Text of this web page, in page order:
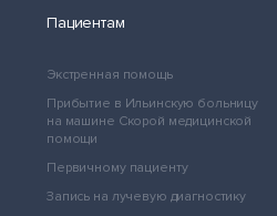
Пациентам
Экстренная помощь
Прибытие в Ильинскую больницу
на машине Скорой медицинской
помощи
Первичному пациенту
Запись на лучевую диагностику